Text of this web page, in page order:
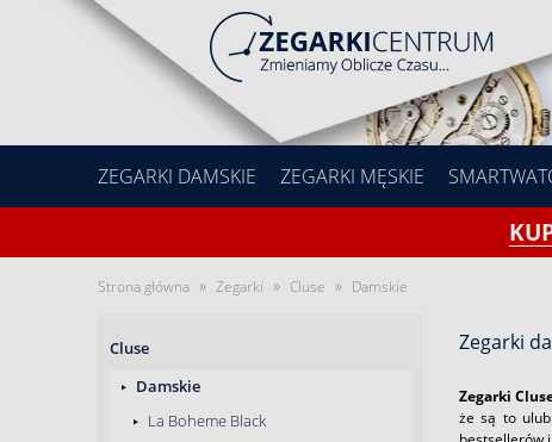
ZEGARKI DAMSKIE ZEGARKI MĘSKIE
Strona główna » Zegarki » Cluse » Damskie
Cluse
Damskie
La Boheme Black
Zegarki
Zegarki
że są to